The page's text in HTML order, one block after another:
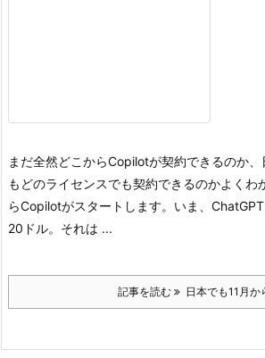
まだ全然どこからCopilotが契約できるのか
もどのライセンスでも契約できるのかよくわ
らCopilotがスタートします。 いま、
20ドル。それは ...
記事を読む 日本でも11月か